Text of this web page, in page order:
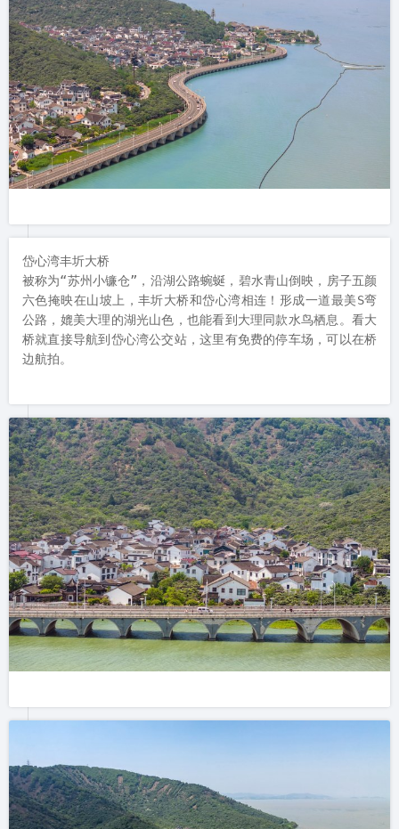
岱心湾丰圻大桥
被称为“苏州小镰仓”，沿湖公路蜿蜒，碧水青山倒映，房子五颜
六色掩映在山坡上，丰圻大桥和岱心湾相连！形成一道最美S弯
公路，媲美大理的湖光山色，也能看到大理同款水鸟栖息。看大
桥就直接导航到岱心湾公交站，这里有免费的停车场，可以在桥
边航拍。